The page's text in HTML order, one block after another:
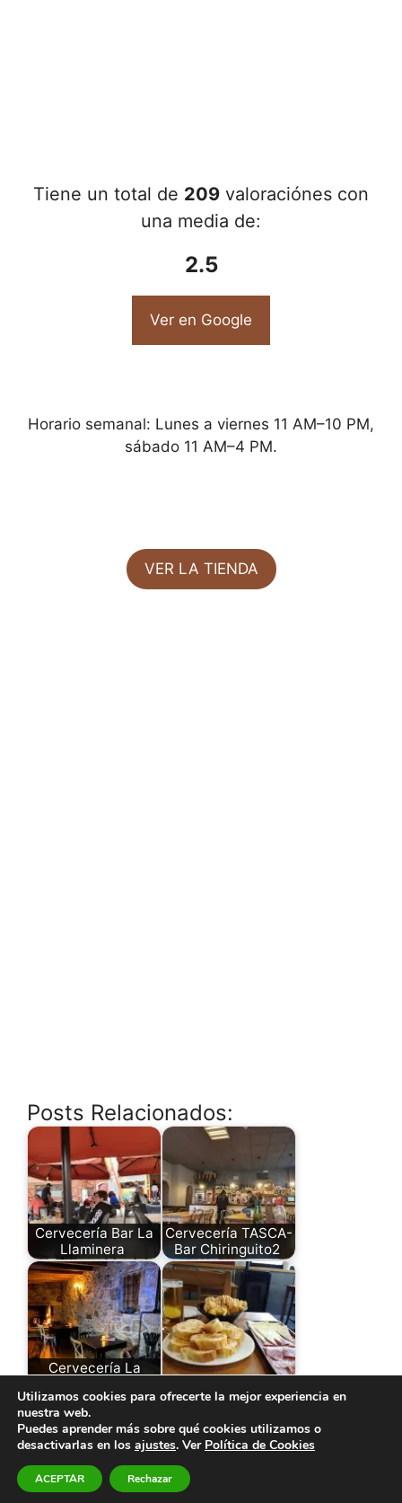
Tiene un total de 209 valoraciónes con
una media de:
2.5
Ver en Google
Horario semanal: Lunes a viernes 11 AM–10 PM,
sábado 11 AM–4 PM.
VER LA TIENDA
Posts Relacionados:
Cervecería Bar La
Llaminera
Cervecería TASCA-
Bar Chiringuito2
Cervecería La
© 2026 El Paraíso de la Cerveza -
de Privacidad
-Política de Cookies
Utilizamos cookies para ofrecerte la mejor experiencia en
nuestra web.
Puedes aprender más sobre qué cookies utilizamos o
desactivarlas en los ajustes. Ver Política de Cookies
ACEPTAR Rechazar